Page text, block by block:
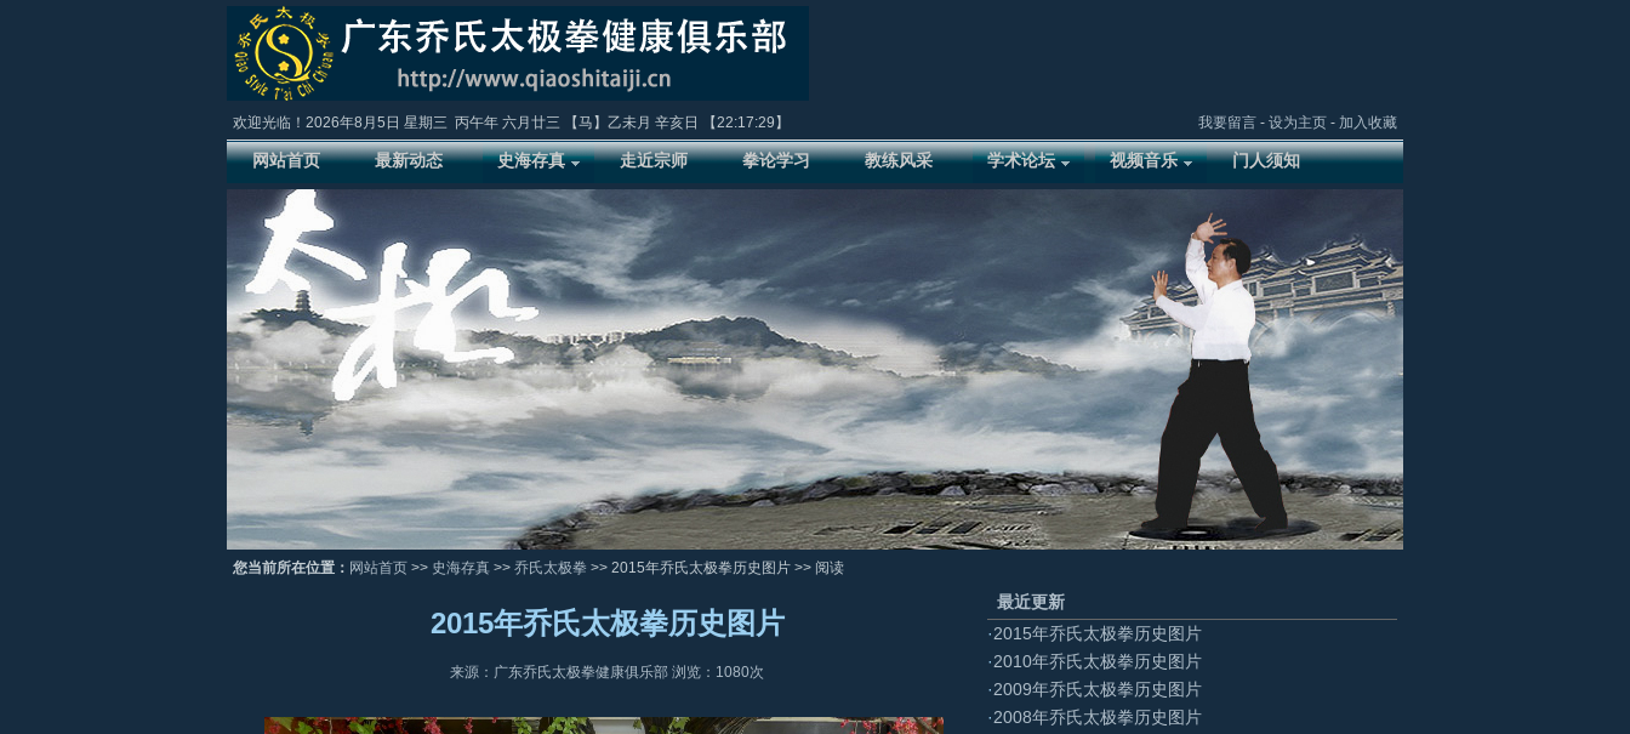
欢迎光临！ 2026年8月5日 星期三 丙午年 六月廿三 【马】乙未月 辛亥日 【22:17:29 】 我要留言 - 设为主页 - 加入收藏
网站首页 最新动态 史海存真 走近宗师 拳论学习 教练风采 学术论坛 视频音乐 门人须知
您当前所在位置： 网站首页 >> 史海存真 >> 乔氏太极拳 >> 2015年乔氏太极拳历史图片 >> 阅读
2015年乔氏太极拳历史图片
来源：广东乔氏太极拳健康俱乐部 浏览： 1080次
最近更新
·2015年乔氏太极拳历史图片
·2010年乔氏太极拳历史图片
·2009年乔氏太极拳历史图片
·2008年乔氏太极拳历史图片